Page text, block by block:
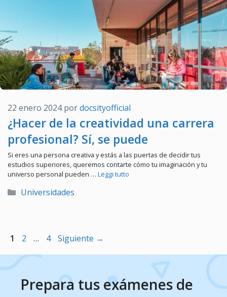
¿Hacer de la creatividad una carrera
profesional? Sí, se puede
22 enero 2024 pordocsityofficial
Si eres una persona creativa y estás a las puertas de decidir tus
estudios superiores, queremos contarte cómo tu imaginación y tu
universo personal pueden … Leggi tutto
Categorías
Universidades
Página
1 Página
2 … Página
4 Siguiente →
Prepara tus exámenes de